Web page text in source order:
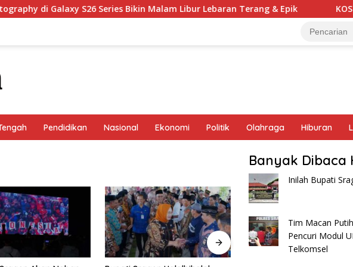
di Galaxy S26 Series Bikin Malam Libur Lebaran Terang & Epik
Pendidikan Nasional Ekonomi Politik Olahraga Hiburan
Banyak Dibaca
Inilah Bupati
Tim Macan
Pencuri Modul
Telkomsel